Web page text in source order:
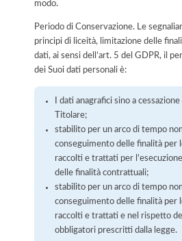
modo.
Periodo di Conservazione. Le
principi di liceità, limitazione delle
dati, ai sensi dell’art. 5 del GDPR, il
dei Suoi dati personali è:
I dati anagrafici sino a
Titolare;
stabilito per un arco di tempo
conseguimento delle finalità per
raccolti e trattati per
delle finalità contrattuali;
stabilito per un arco di tempo
conseguimento delle finalità per
raccolti e trattati e nel rispetto
obbligatori prescritti dalla legge.